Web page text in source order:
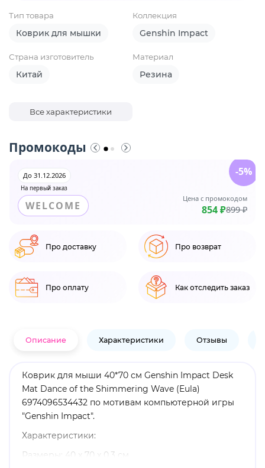
Тип товара
Коврик для мышки
Коллекция
Genshin Impact
Страна изготовитель
Китай
Материал
Резина
Все характеристики
Промокоды
На первый заказ
До 31.12.2026
WELCOME
Цена с промокодом
854 ₽899 ₽
-5%
Про доставку Про возврат
Про оплату Как отследить заказ
Описание Характеристики Отзывы
Коврик для мыши 40*70 см Genshin Impact Desk
Mat Dance of the Shimmering Wave (Eula)
6974096534432 по мотивам компьютерной игры
"Genshin Impact".
Характеристики:
Размеры: 40 x 70 x 0,3 см